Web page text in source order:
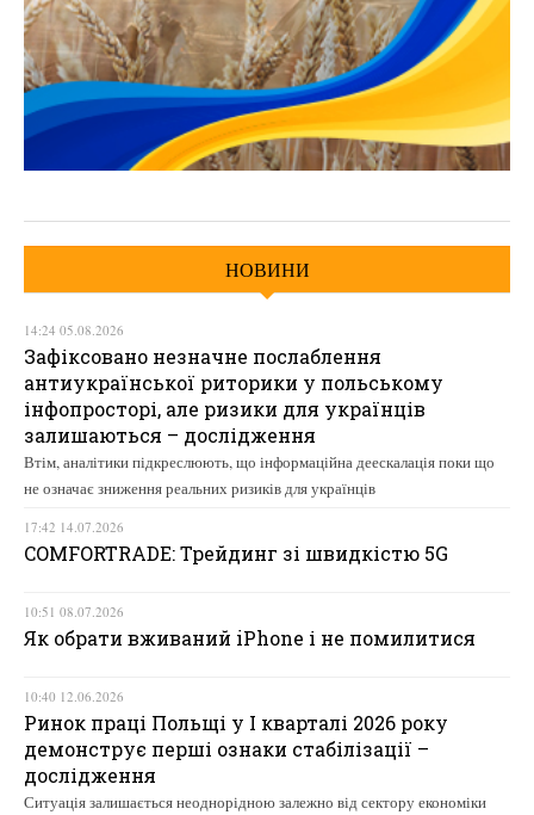
НОВИНИ
14:24 05.08.2026
Зафіксовано незначне послаблення
антиукраїнської риторики у польському
інфопросторі, але ризики для українців
залишаються – дослідження
Втім, аналітики підкреслюють, що інформаційна деескалація поки що
не означає зниження реальних ризиків для українців
17:42 14.07.2026
COMFORTRADE: Трейдинг зі швидкістю 5G
10:51 08.07.2026
Як обрати вживаний iPhone і не помилитися
10:40 12.06.2026
Ринок праці Польщі у І кварталі 2026 року
демонструє перші ознаки стабілізації –
дослідження
Ситуація залишається неоднорідною залежно від сектору економіки